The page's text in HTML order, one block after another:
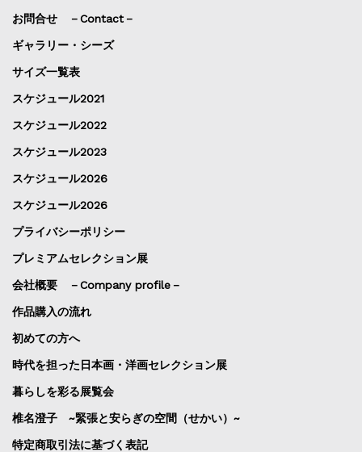
お問合せ －Contact－
ギャラリー・シーズ
サイズ一覧表
スケジュール2021
スケジュール2022
スケジュール2023
スケジュール2026
スケジュール2026
プライバシーポリシー
プレミアムセレクション展
会社概要 －Company profile－
作品購入の流れ
初めての方へ
時代を担った日本画・洋画セレクション展
暮らしを彩る展覧会
椎名澄子 ~緊張と安らぎの空間（せかい）~
特定商取引法に基づく表記